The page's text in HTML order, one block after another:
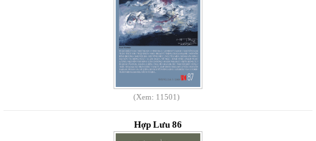
(Xem: 11501)
Hợp Lưu 86